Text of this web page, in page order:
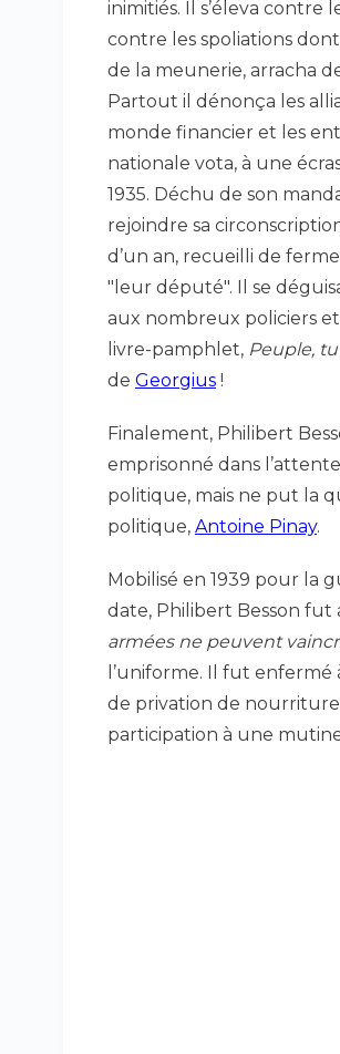
inimitiés. Il s’éleva contre
contre les spoliations
de la meunerie, arracha
Partout il dénonça les
monde financier et les
nationale vota, à une
1935. Déchu de son
rejoindre sa
d’un an, recueilli de
"leur député". Il se
aux nombreux policiers
livre-pamphlet, Peuple,
de Georgius !
Finalement, Philibert
emprisonné dans
politique, mais ne put la
politique, Antoine Pinay.
Mobilisé en 1939 pour la
date, Philibert Besson
armées ne peuvent
l’uniforme. Il fut
de privation de nourriture
participation à une